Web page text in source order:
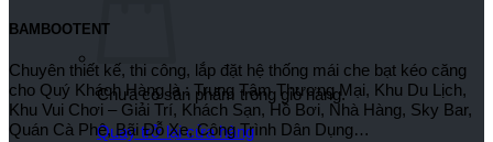
Chưa có sản phẩm trong giỏ hàng.
Quay trở lại cửa hàng
BAMBOOTENT
Chuyên thiết kế, thi công, lắp đặt hệ thống mái che bạt kéo căng
cho Quý Khách Hàng là : Trung Tâm Thương Mại, Khu Du Lịch,
Khu Vui Chơi – Giải Trí, Khách Sạn, Hồ Bơi, Nhà Hàng, Sky Bar,
Quán Cà Phê, Bãi Đỗ Xe, Công Trình Dân Dụng…